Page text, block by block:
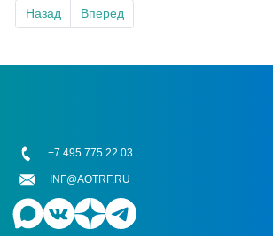
Назад Вперед
+7 495 775 22 03
INF@AOTRF.RU